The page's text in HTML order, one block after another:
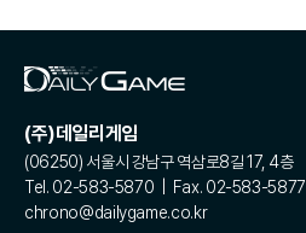
(주)데일리게임
(06250) 서울시 강남구 역삼로8길 17, 4층
Tel. 02-583-5870 | Fax. 02-583-5877
chrono@dailygame.co.kr